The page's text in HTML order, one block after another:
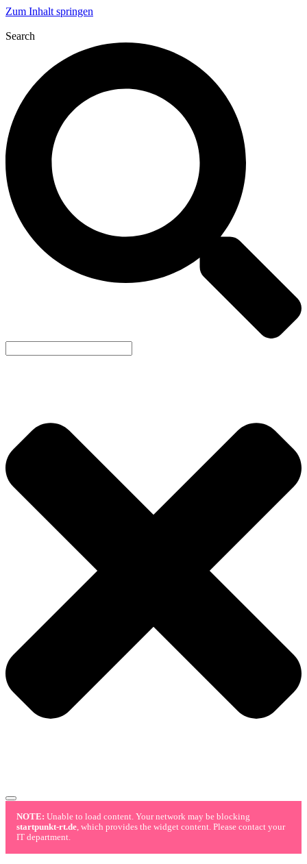
Zum Inhalt springen
Search
NOTE: Unable to load content. Your network may be blocking
startpunkt-rt.de, which provides the widget content. Please contact your
IT department.